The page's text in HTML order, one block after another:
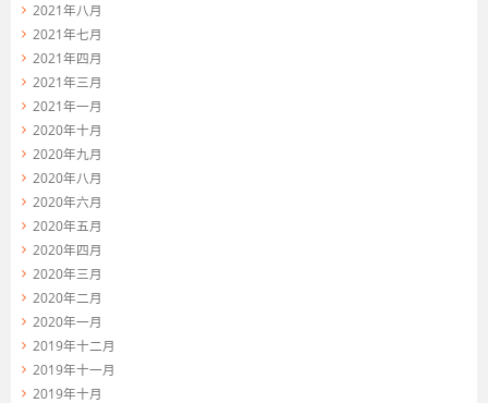
2021年八月
2021年七月
2021年四月
2021年三月
2021年一月
2020年十月
2020年九月
2020年八月
2020年六月
2020年五月
2020年四月
2020年三月
2020年二月
2020年一月
2019年十二月
2019年十一月
2019年十月